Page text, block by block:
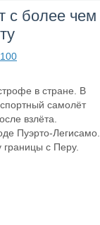
с более чем
в стране. В
самолёт
взлёта.
Пуэрто-Легисамо.
с Перу.